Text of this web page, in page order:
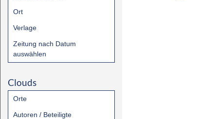
Ort
Verlage
Zeitung nach Datum
auswählen
Clouds
Orte
Autoren / Beteiligte